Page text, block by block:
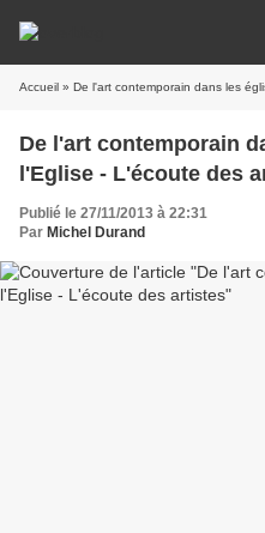
Accueil » De l'art contemporain dans les
De l'art contemporain
l'Eglise - L'écoute des
Publié le 27/11/2013 à 22:31
Par Michel Durand